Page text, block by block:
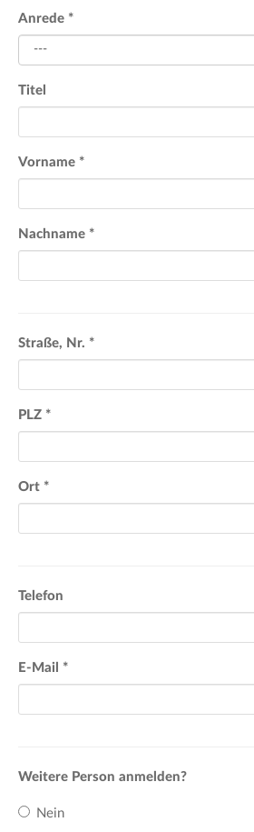
Anrede *
Titel
Vorname *
Nachname *
Straße, Nr. *
PLZ *
Ort *
Telefon
E-Mail *
Weitere Person anmelden?
Nein